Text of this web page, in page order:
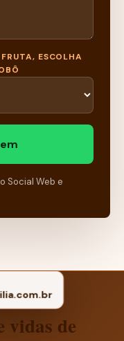
ESCOLHA
Social Web e
vidas de